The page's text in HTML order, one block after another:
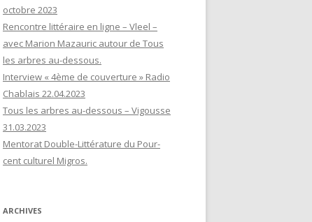
octobre 2023
Rencontre littéraire en ligne – Vleel –
avec Marion Mazauric autour de Tous
les arbres au-dessous.
Interview « 4ème de couverture » Radio
Chablais 22.04.2023
Tous les arbres au-dessous – Vigousse
31.03.2023
Mentorat Double-Littérature du Pour-
cent culturel Migros.
ARCHIVES